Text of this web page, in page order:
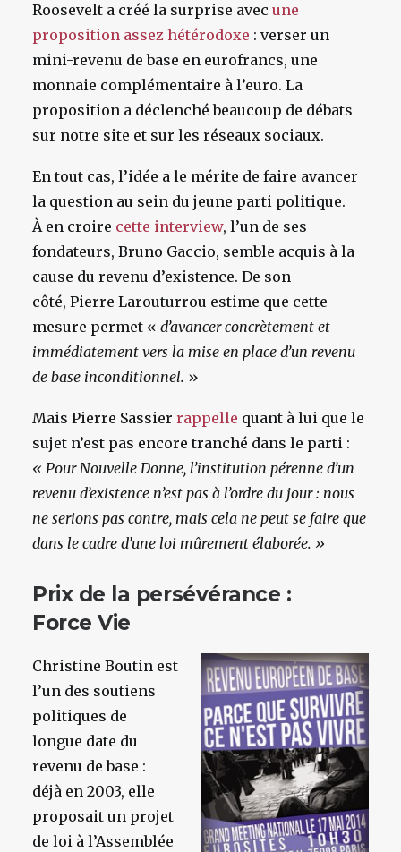
Roosevelt a créé la surprise avec une
proposition assez hétérodoxe : verser un
mini-revenu de base en eurofrancs, une
monnaie complémentaire à l’euro. La
proposition a déclenché beaucoup de débats
sur notre site et sur les réseaux sociaux.
En tout cas, l’idée a le mérite de faire avancer
la question au sein du jeune parti politique.
À en croire cette interview, l’un de ses
fondateurs, Bruno Gaccio, semble acquis à la
cause du revenu d’existence. De son
côté, Pierre Larouturrou estime que cette
mesure permet « d’avancer concrètement et
immédiatement vers la mise en place d’un revenu
de base inconditionnel. »
Mais Pierre Sassier rappelle quant à lui que le
sujet n’est pas encore tranché dans le parti :
« Pour Nouvelle Donne, l’institution pérenne d’un
revenu d’existence n’est pas à l’ordre du jour : nous
ne serions pas contre, mais cela ne peut se faire que
dans le cadre d’une loi mûrement élaborée. »
Prix de la persévérance :
Force Vie
Christine Boutin est
l’un des soutiens
politiques de
longue date du
revenu de base :
déjà en 2003, elle
proposait un projet
de loi à l’Assemblée